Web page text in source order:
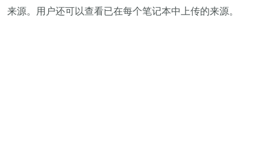
来源。用户还可以查看已在每个笔记本中上传的来源。